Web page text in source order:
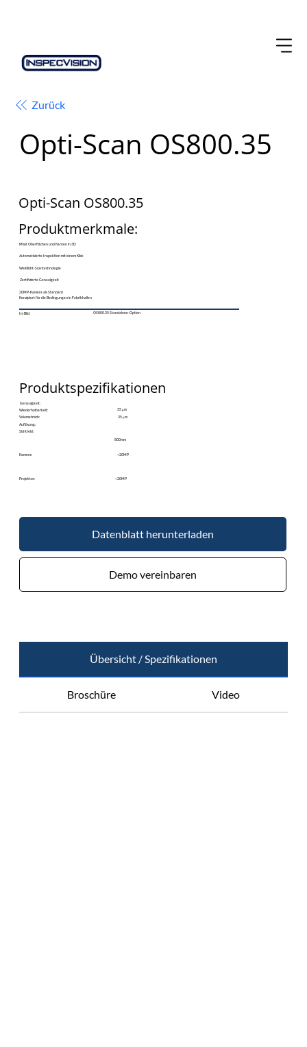
Zurück
Opti-Scan OS800.35
Opti-Scan OS800.35
​Produktmerkmale:
Misst Oberflächen und Kanten in 3D
Automatisierte Inspektion mit einem Klick
Weißlicht-Scantechnologie
Zertifizierte Genauigkeit
20MP-Kamera als Standard
Konzipiert für die Bedingungen in Fabrikhallen
Im Bild: OS800.35 Standalone-Option
Produktspezifikationen
Genauigkeit:
Wiederholbarkeit:
35 μm
​Volumetrisch:
35 μm
​Auflösung:
Sichtfeld:
800mm
​Kamera: >20MP
Projektor: >20MP
Datenblatt herunterladen
Demo vereinbaren
Übersicht / Spezifikationen
Broschüre Video